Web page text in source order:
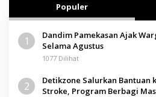
Populer
1
Dandim Pamekasan Ajak
Selama Agustus
1077 Dilihat
2
Detikzone Salurkan Bantuan
Stroke, Program Berbagi